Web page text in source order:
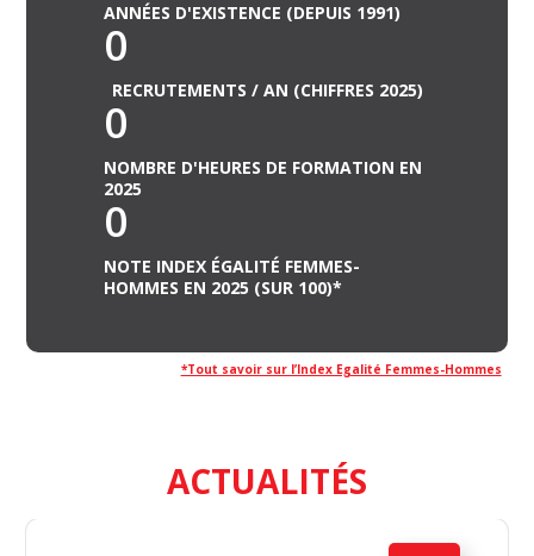
ANNÉES D'EXISTENCE (DEPUIS 1991)
RECRUTEMENTS / AN (CHIFFRES 2025)
0
NOMBRE D'HEURES DE FORMATION EN
2025
0
NOTE INDEX ÉGALITÉ FEMMES-
HOMMES EN 2025 (SUR 100)*
0
*Tout savoir sur l’Index Egalité Femmes-Hommes
ACTUALITÉS